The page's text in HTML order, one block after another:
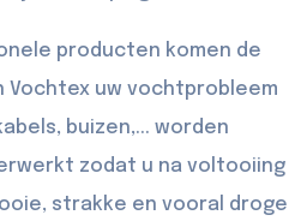
producten komen de
uw vochtprobleem
buizen,... worden
zodat u na voltooiing
strakke en vooral droge